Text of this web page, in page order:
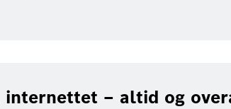
internettet – altid og